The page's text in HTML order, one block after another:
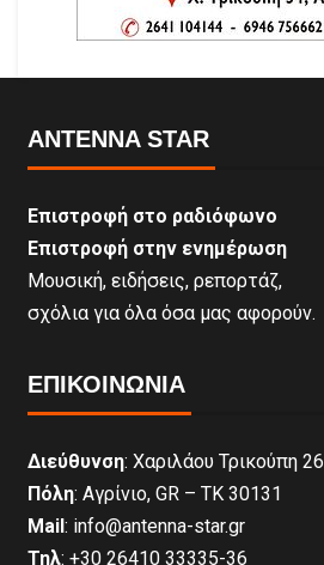
ANTENNA STAR
Επιστροφή στο ραδιόφωνο
Επιστροφή στην ενημέρωση
Μουσική, ειδήσεις, ρεπορτάζ,
σχόλια για όλα όσα μας αφορούν.
ΕΠΙΚΟΙΝΩΝΊΑ
Διεύθυνση: Χαριλάου Τρικούπη 26
Πόλη: Αγρίνιο, GR – ΤΚ 30131
Mail : info@antenna-star.gr
Τηλ: +30 26410 33335-36